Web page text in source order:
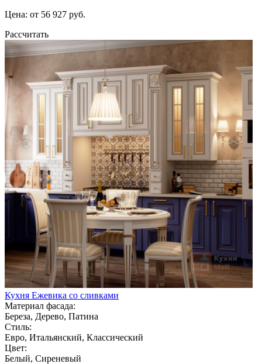
Цена: от 56 927 руб.
Рассчитать
Кухня Ежевика со сливками
Материал фасада:
Береза, Дерево, Патина
Стиль:
Евро, Итальянский, Классический
Цвет:
Белый, Сиреневый